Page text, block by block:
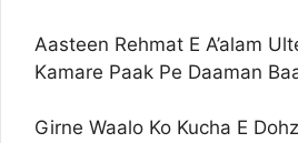
Aasteen Rehmat E A’alam
Kamare Paak Pe Daaman
Girne Waalo Ko Kucha E